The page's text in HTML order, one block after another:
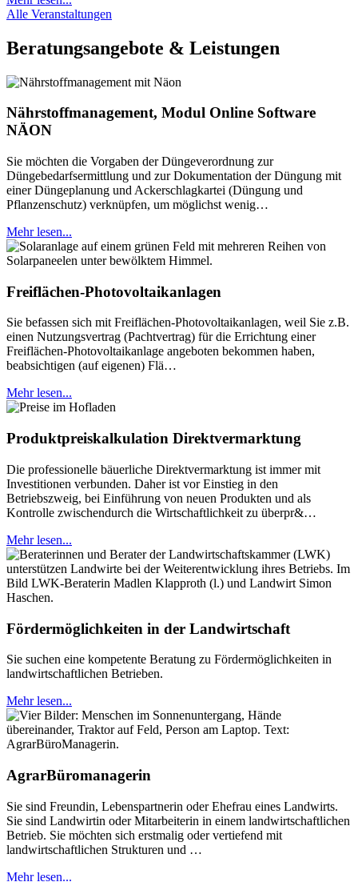
Alle Veranstaltungen
Beratungsangebote & Leistungen
Nährstoffmanagement, Modul Online Software
NÄON
Sie möchten die Vorgaben der Düngeverordnung zur
Düngebedarfsermittlung und zur Dokumentation der Düngung mit
einer Düngeplanung und Ackerschlagkartei (Düngung und
Pflanzenschutz) verknüpfen, um möglichst wenig…
Mehr lesen...
Freiflächen-Photovoltaikanlagen
Sie befassen sich mit Freiflächen-Photovoltaikanlagen, weil Sie z.B.
einen Nutzungsvertrag (Pachtvertrag) für die Errichtung einer
Freiflächen-Photovoltaikanlage angeboten bekommen haben,
beabsichtigen (auf eigenen) Flä…
Mehr lesen...
Produktpreiskalkulation Direktvermarktung
Die professionelle bäuerliche Direktvermarktung ist immer mit
Investitionen verbunden. Daher ist vor Einstieg in den
Betriebszweig, bei Einführung von neuen Produkten und als
Kontrolle zwischendurch die Wirtschaftlichkeit zu überpr&…
Mehr lesen...
Fördermöglichkeiten in der Landwirtschaft
Sie suchen eine kompetente Beratung zu Fördermöglichkeiten in
landwirtschaftlichen Betrieben.
Mehr lesen...
AgrarBüromanagerin
Sie sind Freundin, Lebenspartnerin oder Ehefrau eines Landwirts.
Sie sind Landwirtin oder Mitarbeiterin in einem landwirtschaftlichen
Betrieb. Sie möchten sich erstmalig oder vertiefend mit
landwirtschaftlichen Strukturen und …
Mehr lesen...